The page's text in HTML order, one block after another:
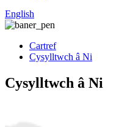
English
Cartref
Cysylltwch â Ni
Cysylltwch â Ni